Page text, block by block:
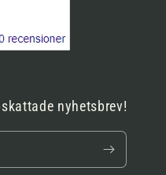
nyhetsbrev!